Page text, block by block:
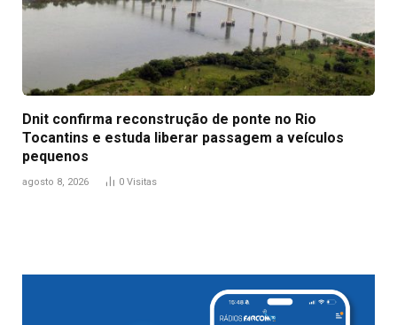
Dnit confirma reconstrução de ponte no Rio
Tocantins e estuda liberar passagem a veículos
pequenos
agosto 8, 2026 0 Visitas